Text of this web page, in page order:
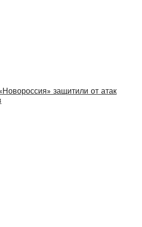
защитили от атак